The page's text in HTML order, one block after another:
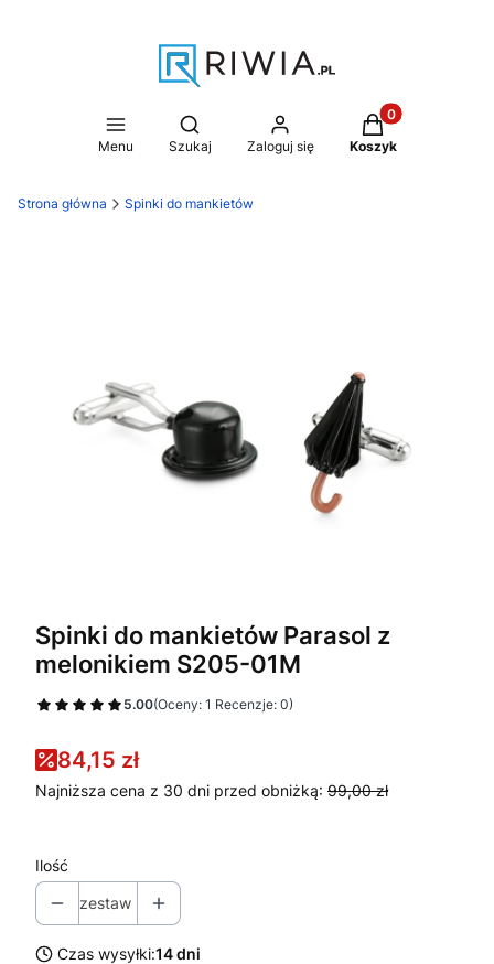
Menu
Otwórz wyszukiwarkę
Szukaj Zaloguj się
Produkty w
Koszyk
Strona główna Spinki do mankietów
Spinki do mankietów Parasol z
melonikiem S205-01M
5.00(Oceny: 1 Recenzje: 0)
84,15 zł
Najniższa cena z 30 dni przed obniżką: 99,00 zł
Ilość
zestaw
Czas wysyłki:14 dni